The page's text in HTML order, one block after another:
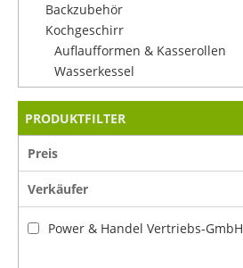
Backzubehör
Kochgeschirr
Auflaufformen & Kasserollen
Wasserkessel
PRODUKTFILTER
Preis
Verkäufer
Power & Handel Vertriebs-GmbH